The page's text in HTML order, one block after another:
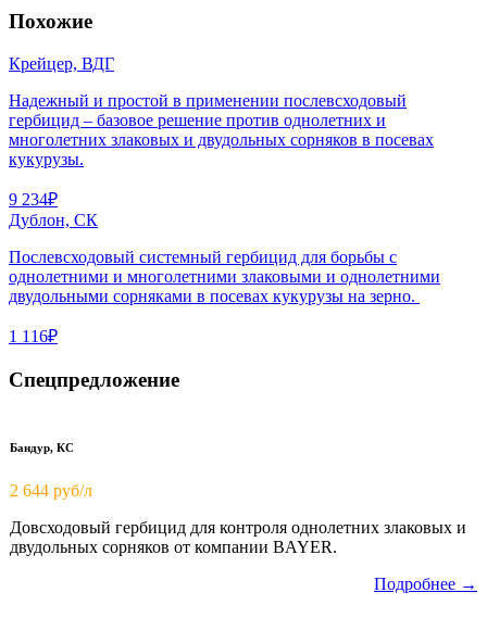
Похожие
Крейцер, ВДГ
Надежный и простой в применении послевсходовый
гербицид – базовое решение против однолетних и
многолетних злаковых и двудольных сорняков в посевах
кукурузы.
9 234₽
Дублон, СК
Послевсходовый системный гербицид для борьбы с
однолетними и многолетними злаковыми и однолетними
двудольными сорняками в посевах кукурузы на зерно.
1 116₽
Спецпредложение
Бандур, КС
2 644 руб/л
Довсходовый гербицид для контроля однолетних злаковых и
двудольных сорняков от компании BAYER.
Подробнее →